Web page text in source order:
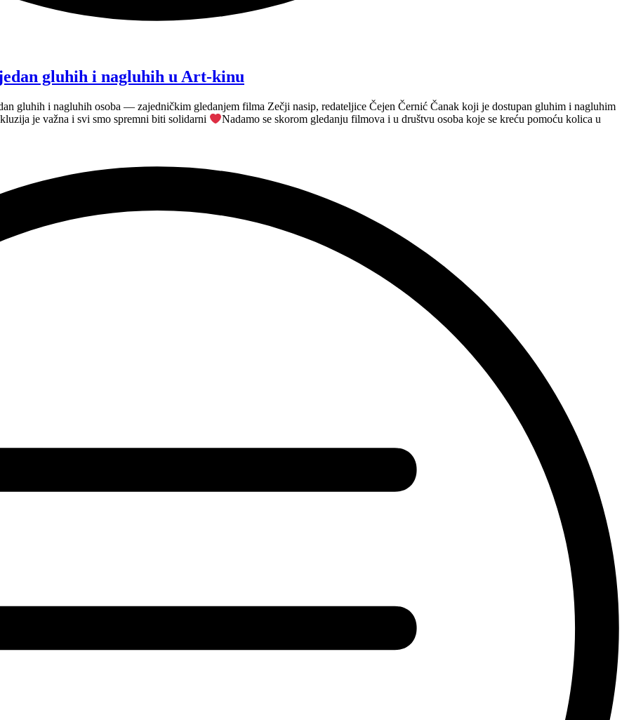
gluhih i nagluhih u Art-kinu
gluhih i nagluhih osoba — zajedničkim gledanjem filma Zečji nasip, redateljice Čejen Černić Čanak koji je dostupan gluhim i nagluhim
je važna i svi smo spremni biti solidarni
Nadamo se skorom gledanju filmova i u društvu osoba koje se kreću pomoću kolica u